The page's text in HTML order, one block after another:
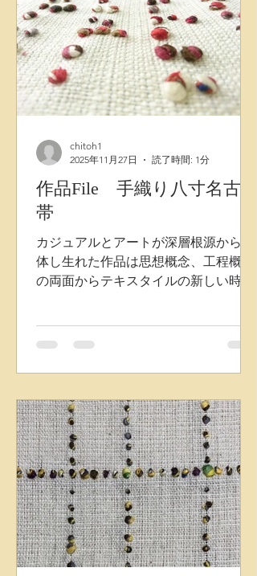
作品File 手織り八寸名古屋
帯
カジュアルとアートが深層根源から合
体し生れた作品は思想概念、工程概念
の両面からテキスタイルの新しい時代
縦紐糸は下に埋めていきます。 表層デ
法則にのっとりながらかつランダムに
高低差をかもしながら配置されていま
す。 この遺伝子を持ついわゆる「ドッ
ト」と呼ばれる作品群は今なお進化し
続けています。 株式会社千藤 藤田織
物
chitoh1
2025年11月27日
読了時間: 1分